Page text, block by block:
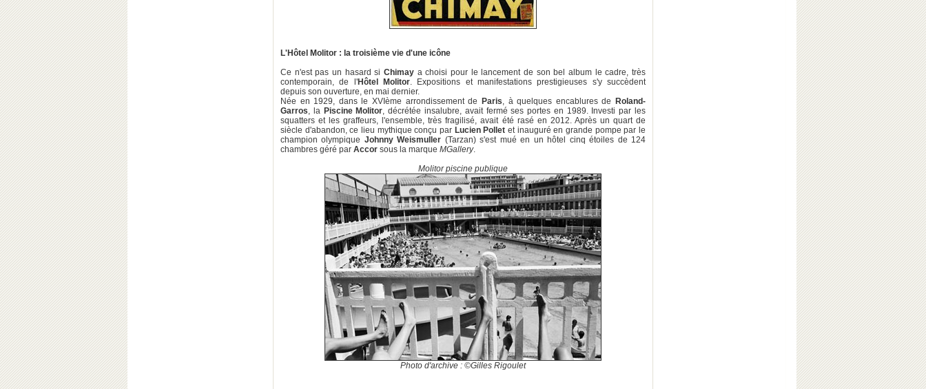
L'Hôtel Molitor : la troisième vie d'une icône
Ce n'est pas un hasard si Chimay a choisi pour le lancement de son bel album le cadre, très
contemporain, de l'Hôtel Molitor. Expositions et manifestations prestigieuses s'y succèdent
depuis son ouverture, en mai dernier.
Née en 1929, dans le XVIème arrondissement de
Paris, à quelques encablures de
Roland-
Garros, la Piscine Molitor, décrétée insalubre, avait fermé ses portes en 1989. Investi par les
squatters et les graffeurs, l'ensemble, très fragilisé, avait été rasé en 2012. Après un quart de
siècle d'abandon, ce lieu mythique conçu par Lucien Polletet inauguré en grande pompe par le
champion olympique Johnny Weismuller (Tarzan) s'est mué en un hôtel cinq étoiles de 124
chambres géré par Accor sous la marque MGallery.
Molitor piscine publique
Photo d'archive : ©Gilles Rigoulet